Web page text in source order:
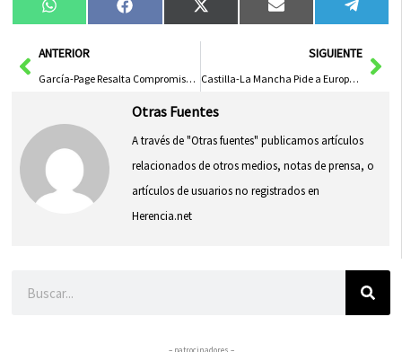
Compartir
en
WhatsAppCompartir
en
FacebookCompartir
en
X
(Twitter)
Compartir
en
Email
en
AntANTERIOR
García-Page Resalta Compromiso de Schreiber Foods en Expansión en Talavera para Impulsar Sector Lácteo
SIGUIENTE
Castilla-La Mancha Pide a Europa un Presupuesto Justo para Fondos de Cohesión y PAC en el Próximo Marco Financiero
Otras Fuentes
A través de "Otras fuentes" publicamos artículos
relacionados de otros medios, notas de prensa, o
artículos de usuarios no registrados en
Herencia.net
– patrocinadores –